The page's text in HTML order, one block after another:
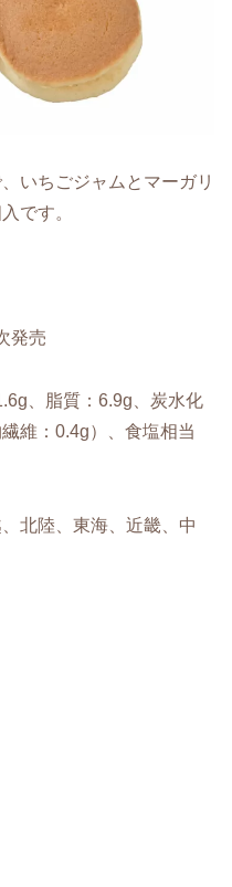
いちごジャムとマーガリ
です。
発売
、脂質：6.9g、炭水化
維：0.4g）、食塩相当
北陸、東海、近畿、中